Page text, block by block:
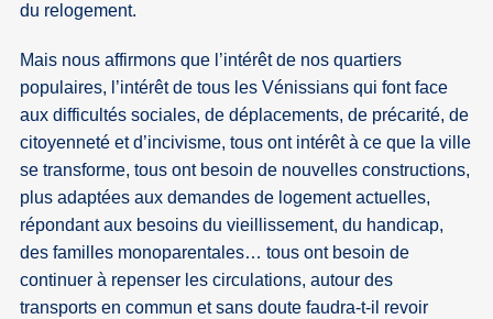
du relogement.
Mais nous affirmons que l’intérêt de nos quartiers
populaires, l’intérêt de tous les Vénissians qui font face
aux difficultés sociales, de déplacements, de précarité, de
citoyenneté et d’incivisme, tous ont intérêt à ce que la ville
se transforme, tous ont besoin de nouvelles constructions,
plus adaptées aux demandes de logement actuelles,
répondant aux besoins du vieillissement, du handicap,
des familles monoparentales… tous ont besoin de
continuer à repenser les circulations, autour des
transports en commun et sans doute faudra-t-il revoir